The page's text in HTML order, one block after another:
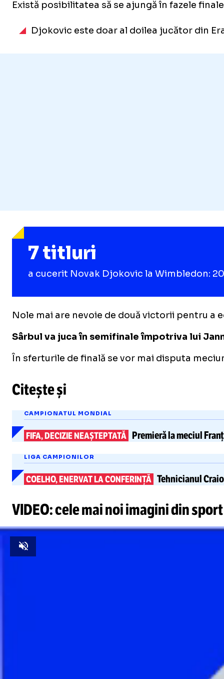
Există posibilitatea să se ajungă în fazele
Djokovic este doar al doilea jucător din
7 titluri
a cucerit Novak Djokovic la Wimbledon:
Nole mai are nevoie de două victorii pentru a
Sârbul va juca în semifinale împotriva lui
În sferturile de finală se vor mai disputa
Citește și
CAMPIONATUL MONDIAL
FIFA, DECIZIE NEAȘTEPTATĂ Premierăla meciul
LIGA CAMPIONILOR
COELHO, ENERVAT LA CONFERINȚĂ Tehnicianul
VIDEO: cele mai noi imagini din sport
Unmute